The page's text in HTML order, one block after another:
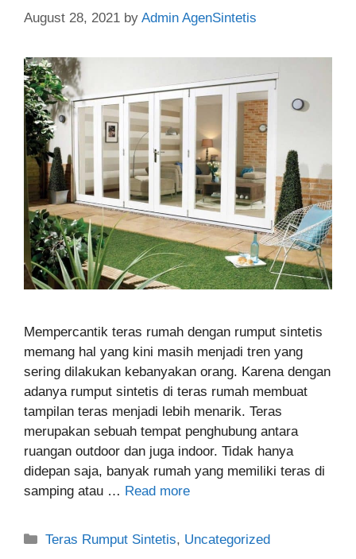
August 28, 2021 by Admin AgenSintetis
Mempercantik teras rumah dengan rumput sintetis
memang hal yang kini masih menjadi tren yang
sering dilakukan kebanyakan orang. Karena dengan
adanya rumput sintetis di teras rumah membuat
tampilan teras menjadi lebih menarik. Teras
merupakan sebuah tempat penghubung antara
ruangan outdoor dan juga indoor. Tidak hanya
didepan saja, banyak rumah yang memiliki teras di
samping atau … Read more
Categories
Teras Rumput Sintetis, Uncategorized